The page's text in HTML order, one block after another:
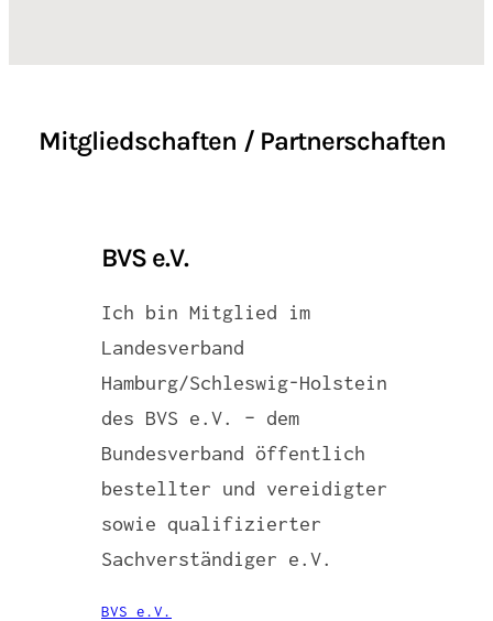
Mitgliedschaften / Partnerschaften
BVS e.V.
Ich bin Mitglied im
Landesverband
Hamburg/Schleswig-Holstein
des BVS e.V. – dem
Bundesverband öffentlich
bestellter und vereidigter
sowie qualifizierter
Sachverständiger e.V.
BVS e.V.